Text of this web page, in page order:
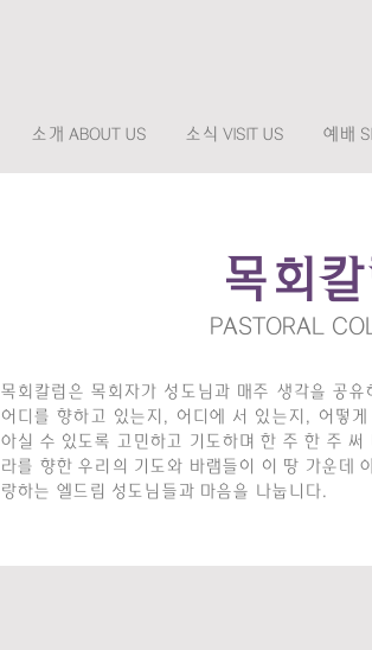
소개 ABOUT US 소식 VISIT US 예배
목회칼
PASTORAL
목회칼럼은 목회자가 성도님과 매주 생각을 공
어디를 향하고 있는지, 어디에 서 있는지, 어떻
아실 수 있도록 고민하고 기도하며 한 주 한 주
라를 향한 우리의 기도와 바램들이 이 땅 가운데
랑하는 엘드림 성도님들과 마음을 나눕니다.